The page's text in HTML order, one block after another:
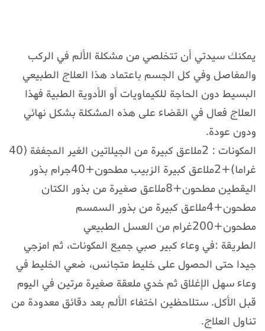
يمكنك سيدتي أن تتخلصي من مشكلة الألم في الركب
والمفاصل وفي كل الجسم باعتماد هذا العلاج الطبيعي
البسيط دون الحاجة للكيماويات أو الأدوية الطبية فهذا
العلاج فعال في القضاء على هذه المشكلة بشكل نهائي
ودون عودة.
المكونات : 2ملاعق كبيرة من الجيلاتين الغير المجففة (40
غراما)+2ملاعق كبيرة الزبيب مطحون+40جرام بذور
اليقطين مطحون+8ملاعق صغيرة من بذور الكتان
مطحون+4ملاعق كبيرة من بذور السمسم
مطحون+200غرام من العسل الطبيعي
الطريقة :في وعاء كبير صبي جميع المكونات، ثم امزجي
جيدا حتى الحصول على خليط متجانس، ضعي الخليط في
وعاء سهل الإغلاق ثم خدي ملعقة صغيرة مرتين في اليوم
قبل الأكل. ستلاحظين اختفاء الألم بعد دقائق معدودة من
تناول العلاج.